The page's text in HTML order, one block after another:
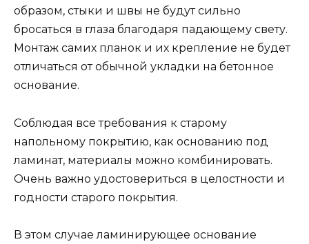
образом, стыки и швы не будут сильно
бросаться в глаза благодаря падающему свету.
Монтаж самих планок и их крепление не будет
отличаться от обычной укладки на бетонное
основание.
Соблюдая все требования к старому
напольному покрытию, как основанию под
ламинат, материалы можно комбинировать.
Очень важно удостовериться в целостности и
годности старого покрытия.
В этом случае ламинирующее основание